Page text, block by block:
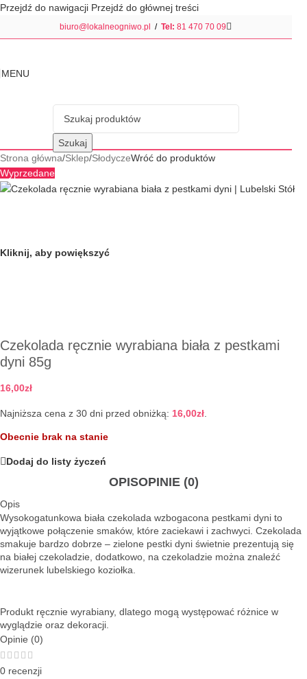
Przejdź do nawigacji Przejdź do głównej treści
biuro@lokalneogniwo.pl / Tel:81 470 70 09
MENU
Szukaj
Strona główna/Sklep/SłodyczeWróć do produktów
Wyprzedane
Kliknij, aby powiększyć
Czekolada ręcznie wyrabiana biała z pestkami
dyni 85g
16,00zł
Najniższa cena z 30 dni przed obniżką: 16,00zł.
Obecnie brak na stanie
Dodaj do listy życzeń
OPISOPINIE (0)
Opis
Wysokogatunkowa biała czekolada wzbogacona pestkami dyni to
wyjątkowe połączenie smaków, które zaciekawi i zachwyci. Czekolada
smakuje bardzo dobrze – zielone pestki dyni świetnie prezentują się
na białej czekoladzie, dodatkowo, na czekoladzie można znaleźć
wizerunek lubelskiego koziołka.
Produkt ręcznie wyrabiany, dlatego mogą występować różnice w
wyglądzie oraz dekoracji.
Opinie (0)
0 recenzji